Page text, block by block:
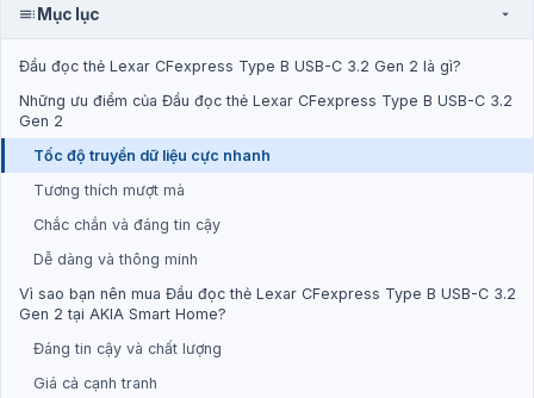
Mục lục
Đầu đọc thẻ Lexar CFexpress Type B USB-C 3.2 Gen 2 là gì?
Những ưu điểm của Đầu đọc thẻ Lexar CFexpress Type B USB-C 3.2
Gen 2
Tốc độ truyền dữ liệu cực nhanh
Tương thích mượt mà
Chắc chắn và đáng tin cậy
Dễ dàng và thông minh
Vì sao bạn nên mua Đầu đọc thẻ Lexar CFexpress Type B USB-C 3.2
Gen 2 tại AKIA Smart Home?
Đáng tin cậy và chất lượng
Giá cả cạnh tranh